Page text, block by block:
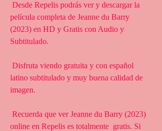
película completa de Jeanne du Barry
(2023) en HD y Gratis con Audio y
Subtitulado.
latino subtitulado y muy buena calidad de
imagen.
online en Repelis es totalmente  gratis. Si